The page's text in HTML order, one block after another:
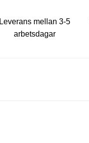
Leverans mellan 3-5
arbetsdagar